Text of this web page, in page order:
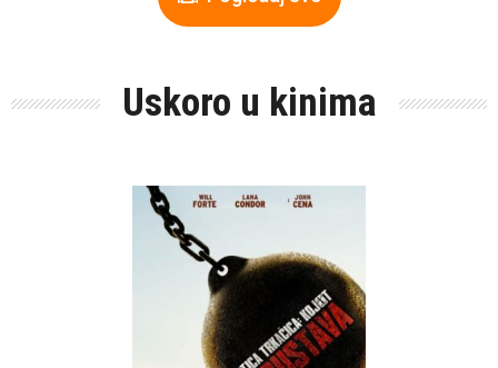
Uskoro u kinima
Objavljen:
Žanr:
komedija
akcija
avantura
animirani Trajanje: